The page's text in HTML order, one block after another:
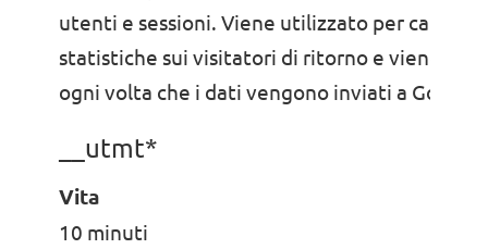
utenti e sessioni. Viene utilizzato per
statistiche sui visitatori di ritorno e viene
ogni volta che i dati vengono inviati a Google
__utmt*
Vita
10 minuti